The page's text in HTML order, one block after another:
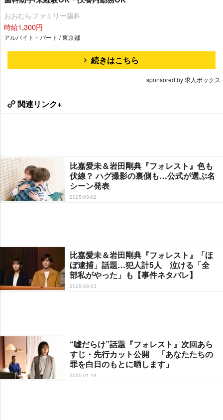
おおむらファミリー歯科
時給1,300円
アルバイト・パート / 東京都
続きはこちら
sponsored by 求人ボックス
関連リンク+
比嘉愛未＆岩田剛典『フォレスト』色も
伏線？ ハグ撮影の裏側も…公式が選ぶ名
シーン発表
2025-03-02
比嘉愛未＆岩田剛典『フォレスト』「ほ
ぼ逮捕」話題…犯人計5人 泣ける「全
部私がやった」も【事件ネタバレ】
2025-03-03
“嘘だらけ”話題『フォレスト』次回あら
すじ・先行カット公開 「あなたたちの
罪を白日のもとに晒します」
2025-01-19